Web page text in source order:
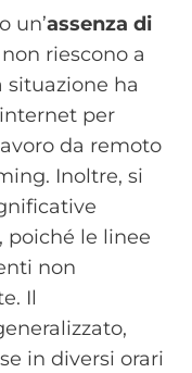
un’assenza di
riescono a
situazione ha
per
da remoto
Inoltre, si
poiché le linee
non
Il
in diversi orari